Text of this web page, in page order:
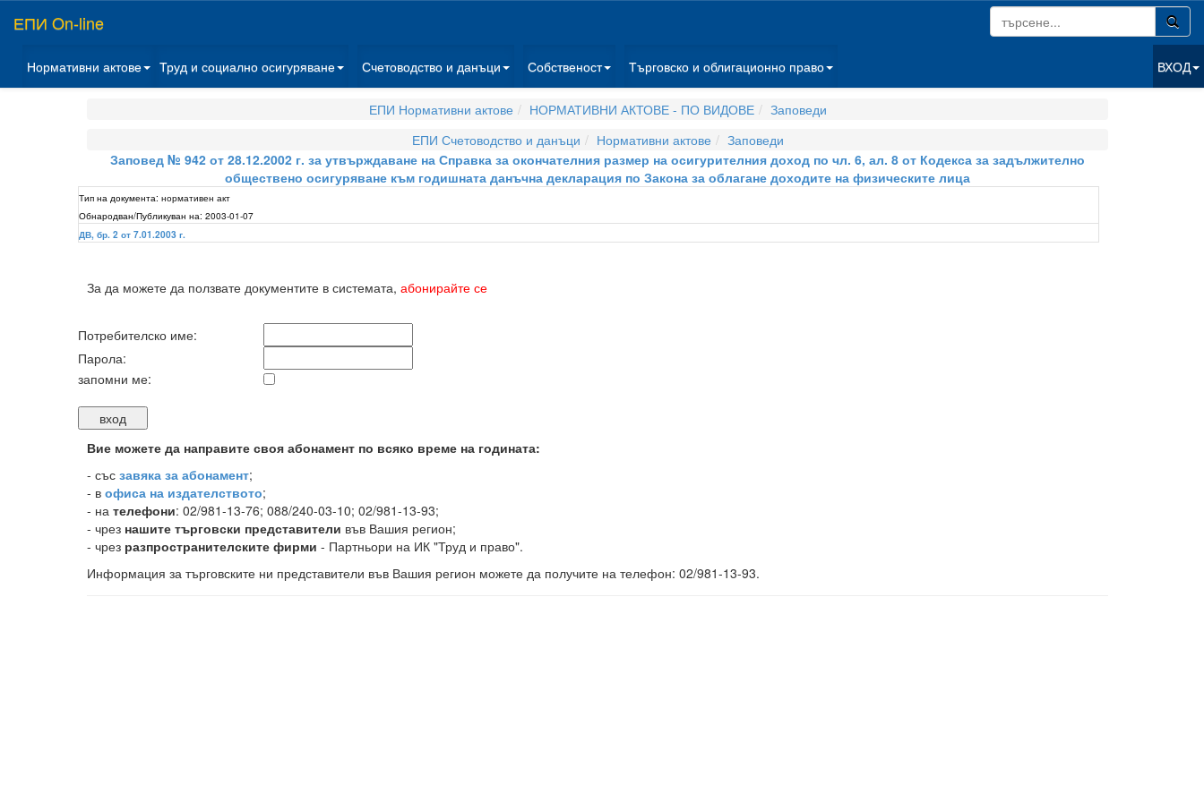
ЕПИ On-line
Нормативни актове Труд и социално осигуряване Счетоводство и данъци Собственост Търговско и облигационно право ВХОД
ЕПИ Нормативни актове НОРМАТИВНИ АКТОВЕ - ПО ВИДОВЕ
Заповеди
ЕПИ Счетоводство и данъци
Нормативни актове
Заповеди
Заповед № 942 от 28.12.2002 г. за утвърждаване на Справка за окончателния размер на осигурителния доход по чл. 6, ал. 8 от Кодекса за задължително
обществено осигуряване към годишната данъчна декларация по Закона за облагане доходите на физическите лица
Тип на документа: нормативен акт
Обнародван/Публикуван на: 2003-01-07
ДВ, бр. 2 от 7.01.2003 г.
За да можете да ползвате документите в системата, абонирайте се
Потребителско име:
Парола:
запомни ме:
Вие можете да направите своя абонамент по всяко време на годината:
- със завяка за абонамент;
- в офиса на издателството;
- на телефони: 02/981-13-76; 088/240-03-10; 02/981-13-93;
- чрез нашите търговски представители във Вашия регион;
- чрез разпространителските фирми - Партньори на ИК "Труд и право".
Информация за търговските ни представители във Вашия регион можете да получите на телефон: 02/981-13-93.